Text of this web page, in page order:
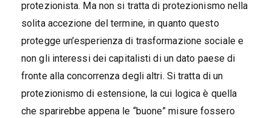
protezionista. Ma non si tratta di protezionismo nella
solita accezione del termine, in quanto questo
protegge un’esperienza di trasformazione sociale e
non gli interessi dei capitalisti di un dato paese di
fronte alla concorrenza degli altri. Si tratta di un
protezionismo di estensione, la cui logica è quella
che sparirebbe appena le “buone” misure fossero